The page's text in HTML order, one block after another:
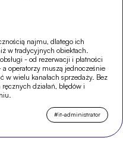
najmu, dlatego ich
w tradycyjnych obiektach.
- od rezerwacji i płatności
operatorzy muszą jednocześnie
w wielu kanałach sprzedaży. Bez
działań, błędów i
#it-administrator